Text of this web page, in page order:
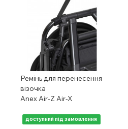
Ремінь для перенесення
візочка
Anex Air-Z Air-X
доступний під замовлення